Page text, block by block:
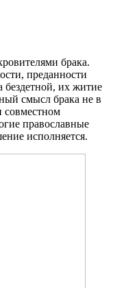
брака.
преданности
бездетной, их житие
смысл брака не в
совместном
православные
исполняется.